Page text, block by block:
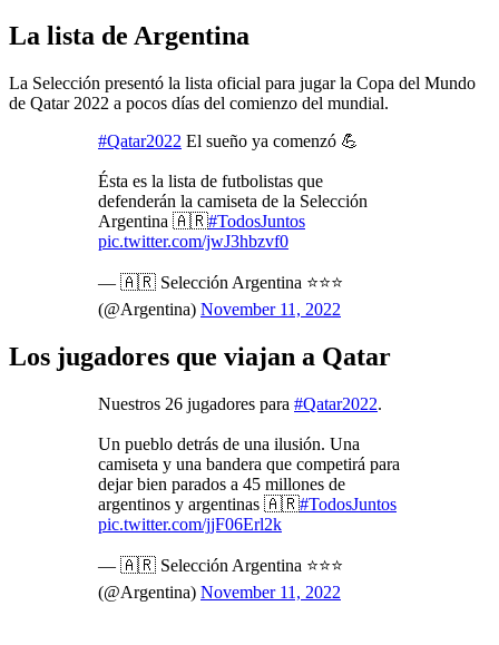
La lista de Argentina
La Selección presentó la lista oficial para jugar la Copa del Mundo
de Qatar 2022 a pocos días del comienzo del mundial.
#Qatar2022 El sueño ya comenzó 💪
Ésta es la lista de futbolistas que
defenderán la camiseta de la Selección
Argentina 🇦🇷#TodosJuntos
pic.twitter.com/jwJ3hbzvf0
— 🇦🇷 Selección Argentina ⭐⭐⭐
(@Argentina) November 11, 2022
Los jugadores que viajan a Qatar
Nuestros 26 jugadores para #Qatar2022.
Un pueblo detrás de una ilusión. Una
camiseta y una bandera que competirá para
dejar bien parados a 45 millones de
argentinos y argentinas 🇦🇷#TodosJuntos
pic.twitter.com/jjF06Erl2k
— 🇦🇷 Selección Argentina ⭐⭐⭐
(@Argentina) November 11, 2022